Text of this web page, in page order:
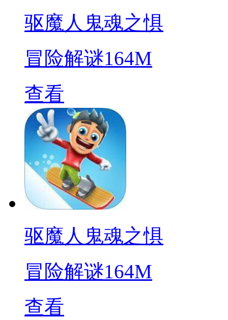
驱魔人鬼魂之惧
冒险解谜164M
查看
驱魔人鬼魂之惧
冒险解谜164M
查看